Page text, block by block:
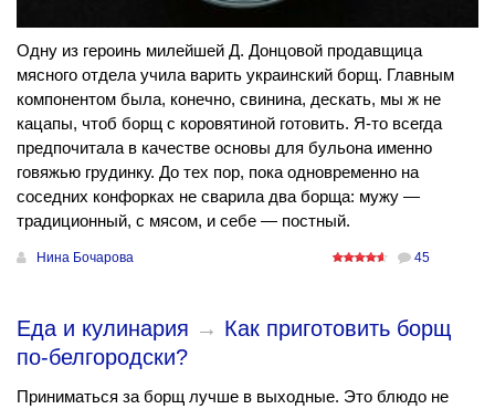
Одну из героинь милейшей Д. Донцовой продавщица
мясного отдела учила варить украинский борщ. Главным
компонентом была, конечно, свинина, дескать, мы ж не
кацапы, чтоб борщ с коровятиной готовить. Я-то всегда
предпочитала в качестве основы для бульона именно
говяжью грудинку. До тех пор, пока одновременно на
соседних конфорках не сварила два борща: мужу —
традиционный, с мясом, и себе — постный.
Нина Бочарова 45
Еда и кулинария → Как приготовить борщ
по-белгородски?
Приниматься за борщ лучше в выходные. Это блюдо не